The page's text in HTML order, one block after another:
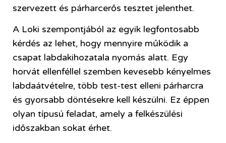
szervezett és párharcerős tesztet jelenthet.
A Loki szempontjából az egyik legfontosabb
kérdés az lehet, hogy mennyire működik a
csapat labdakihozatala nyomás alatt. Egy
horvát ellenféllel szemben kevesebb kényelmes
labdaátvételre, több test-test elleni párharcra
és gyorsabb döntésekre kell készülni. Ez éppen
olyan típusú feladat, amely a felkészülési
időszakban sokat érhet.